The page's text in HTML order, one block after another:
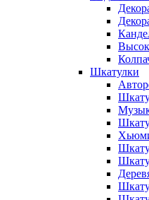
Шкатулки